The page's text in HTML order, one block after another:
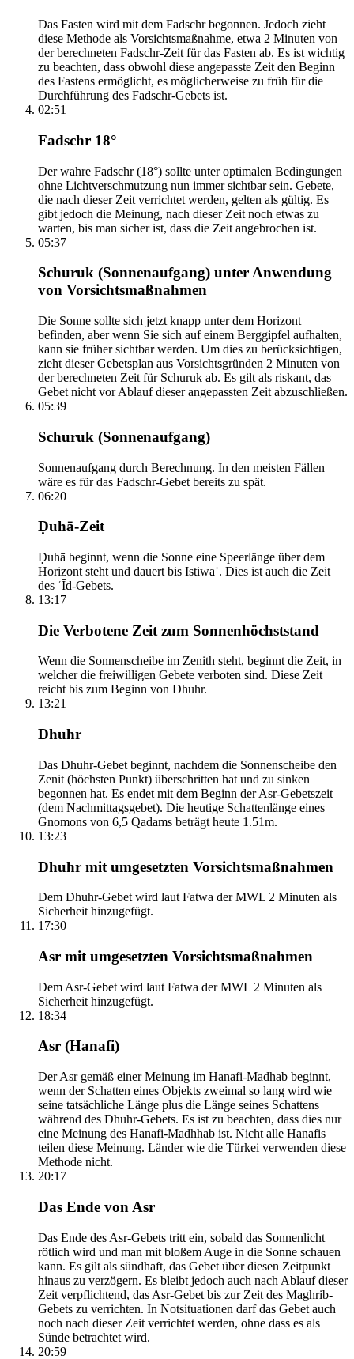
Das Fasten wird mit dem Fadschr begonnen. Jedoch zieht
diese Methode als Vorsichtsmaßnahme, etwa 2 Minuten von
der berechneten Fadschr-Zeit für das Fasten ab. Es ist wichtig
zu beachten, dass obwohl diese angepasste Zeit den Beginn
des Fastens ermöglicht, es möglicherweise zu früh für die
Durchführung des Fadschr-Gebets ist.
02:51
Fadschr 18°
Der wahre Fadschr (18°) sollte unter optimalen Bedingungen
ohne Lichtverschmutzung nun immer sichtbar sein. Gebete,
die nach dieser Zeit verrichtet werden, gelten als gültig. Es
gibt jedoch die Meinung, nach dieser Zeit noch etwas zu
warten, bis man sicher ist, dass die Zeit angebrochen ist.
05:37
Schuruk (Sonnenaufgang) unter Anwendung
von Vorsichtsmaßnahmen
Die Sonne sollte sich jetzt knapp unter dem Horizont
befinden, aber wenn Sie sich auf einem Berggipfel aufhalten,
kann sie früher sichtbar werden. Um dies zu berücksichtigen,
zieht dieser Gebetsplan aus Vorsichtsgründen 2 Minuten von
der berechneten Zeit für Schuruk ab. Es gilt als riskant, das
Gebet nicht vor Ablauf dieser angepassten Zeit abzuschließen.
05:39
Schuruk (Sonnenaufgang)
Sonnenaufgang durch Berechnung. In den meisten Fällen
wäre es für das Fadschr-Gebet bereits zu spät.
06:20
Ḍuhā-Zeit
Ḍuhā beginnt, wenn die Sonne eine Speerlänge über dem
Horizont steht und dauert bis Istiwāʾ. Dies ist auch die Zeit
des ʿĪd-Gebets.
13:17
Die Verbotene Zeit zum Sonnenhöchststand
Wenn die Sonnenscheibe im Zenith steht, beginnt die Zeit, in
welcher die freiwilligen Gebete verboten sind. Diese Zeit
reicht bis zum Beginn von Dhuhr.
13:21
Dhuhr
Das Dhuhr-Gebet beginnt, nachdem die Sonnenscheibe den
Zenit (höchsten Punkt) überschritten hat und zu sinken
begonnen hat. Es endet mit dem Beginn der Asr-Gebetszeit
(dem Nachmittagsgebet). Die heutige Schattenlänge eines
Gnomons von 6,5 Qadams beträgt heute 1.51m.
13:23
Dhuhr mit umgesetzten Vorsichtsmaßnahmen
Dem Dhuhr-Gebet wird laut Fatwa der MWL 2 Minuten als
Sicherheit hinzugefügt.
17:30
Asr mit umgesetzten Vorsichtsmaßnahmen
Dem Asr-Gebet wird laut Fatwa der MWL 2 Minuten als
Sicherheit hinzugefügt.
18:34
Asr (Hanafi)
Der Asr gemäß einer Meinung im Hanafi-Madhab beginnt,
wenn der Schatten eines Objekts zweimal so lang wird wie
seine tatsächliche Länge plus die Länge seines Schattens
während des Dhuhr-Gebets. Es ist zu beachten, dass dies nur
eine Meinung des Hanafi-Madhhab ist. Nicht alle Hanafis
teilen diese Meinung. Länder wie die Türkei verwenden diese
Methode nicht.
20:17
Das Ende von Asr
Das Ende des Asr-Gebets tritt ein, sobald das Sonnenlicht
rötlich wird und man mit bloßem Auge in die Sonne schauen
kann. Es gilt als sündhaft, das Gebet über diesen Zeitpunkt
hinaus zu verzögern. Es bleibt jedoch auch nach Ablauf dieser
Zeit verpflichtend, das Asr-Gebet bis zur Zeit des Maghrib-
Gebets zu verrichten. In Notsituationen darf das Gebet auch
noch nach dieser Zeit verrichtet werden, ohne dass es als
Sünde betrachtet wird.
20:59